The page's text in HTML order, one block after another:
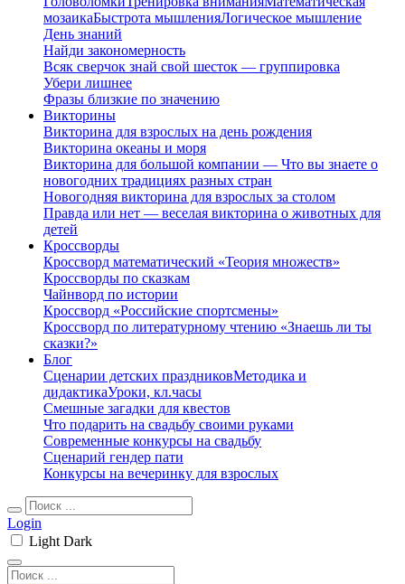
мозаикаБыстрота мышленияЛогическое мышление
День знаний
Найди закономерность
Всяк сверчок знай свой шесток — группировка
Убери лишнее
Фразы близкие по значению
Викторины
Викторина для взрослых на день рождения
Викторина океаны и моря
Викторина для большой компании — Что вы знаете о
новогодних традициях разных стран
Новогодняя викторина для взрослых за столом
Правда или нет — веселая викторина о животных для
детей
Кроссворды
Кроссворд математический «Теория множеств»
Кроссворды по сказкам
Чайнворд по истории
Кроссворд «Российские спортсмены»
Кроссворд по литературному чтению «Знаешь ли ты
сказки?»
Блог
Сценарии детских праздниковМетодика и
дидактикаУроки, кл.часы
Смешные загадки для квестов
Что подарить на свадьбу своими руками
Современные конкурсы на свадьбу
Сценарий гендер пати
Конкурсы на вечеринку для взрослых
Login
Light Dark